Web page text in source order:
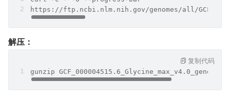
https://ftp.ncbi.nlm.nih.gov/genomes/all/GCF/000/
解压：
gunzip
复制代码